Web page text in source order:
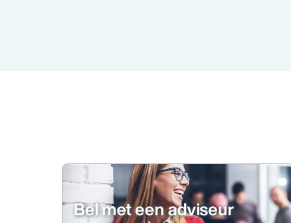
Bel met een adviseur